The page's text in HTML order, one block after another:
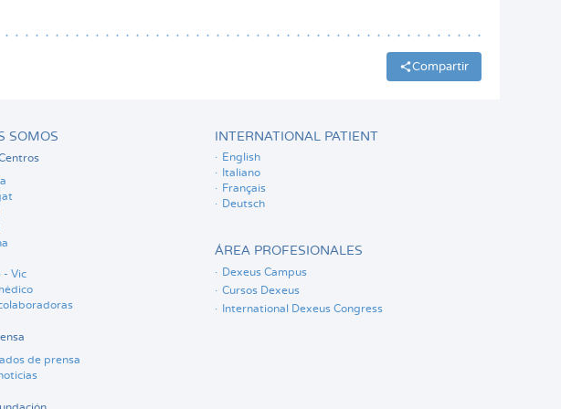
Compartir
SOMOS
- Vic
de prensa
INTERNATIONAL PATIENT
English
Italiano
Français
Deutsch
ÁREA PROFESIONALES
Dexeus Campus
Cursos Dexeus
International Dexeus Congress